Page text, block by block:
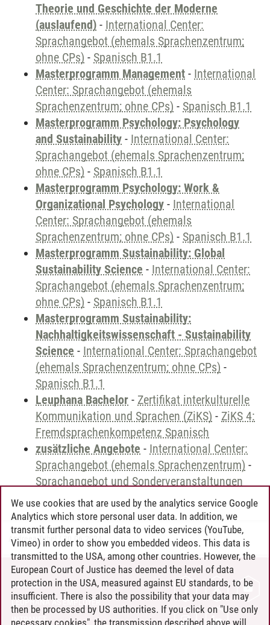
Theorie und Geschichte der Moderne
(auslaufend) - International Center:
Sprachangebot (ehemals Sprachenzentrum;
ohne CPs) - Spanisch B1.1
Masterprogramm Management - International
Center: Sprachangebot (ehemals
Sprachenzentrum; ohne CPs) - Spanisch B1.1
Masterprogramm Psychology: Psychology
and Sustainability - International Center:
Sprachangebot (ehemals Sprachenzentrum;
ohne CPs) - Spanisch B1.1
Masterprogramm Psychology: Work &
Organizational Psychology - International
Center: Sprachangebot (ehemals
Sprachenzentrum; ohne CPs) - Spanisch B1.1
Masterprogramm Sustainability: Global
Sustainability Science - International Center:
Sprachangebot (ehemals Sprachenzentrum;
ohne CPs) - Spanisch B1.1
Masterprogramm Sustainability:
Nachhaltigkeitswissenschaft - Sustainability
Science - International Center: Sprachangebot
(ehemals Sprachenzentrum; ohne CPs) -
Spanisch B1.1
Leuphana Bachelor - Zertifikat interkulturelle
Kommunikation und Sprachen (ZiKS) - ZiKS 4:
Fremdsprachenkompetenz Spanisch
zusätzliche Angebote - International Center:
Sprachangebot (ehemals Sprachenzentrum) -
Sprachangebot und Sonderveranstaltungen
Andreea Tribel 30.06.2024
CONTACT
LEUPHANA AS EMPLOYER
INTRANET
We use cookies that are used by the analytics service Google
Analytics which store personal user data. In addition, we
transmit further personal data to video services (YouTube,
Vimeo) in order to show you embedded videos. This data is
transmitted to the USA, among other countries. However, the
European Court of Justice has deemed the level of data
protection in the USA, measured against EU standards, to be
insufficient. There is also the possibility that your data may
then be processed by US authorities. If you click on "Use only
necessary cookies", the transmission described above will